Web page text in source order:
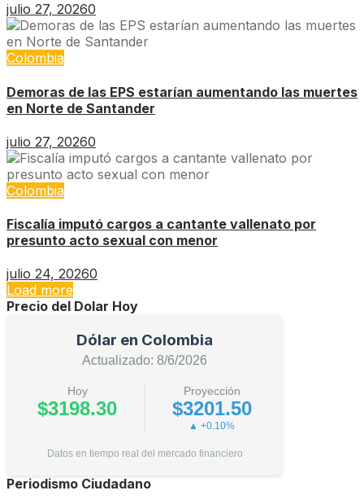
julio 27, 20260
Colombia
Demoras de las EPS estarían aumentando las muertes
en Norte de Santander
julio 27, 20260
Colombia
Fiscalía imputó cargos a cantante vallenato por
presunto acto sexual con menor
julio 24, 20260
Load more
Precio del Dolar Hoy
Dólar en Colombia
Actualizado: 8/6/2026
Hoy
$3198.30
Proyección
$3201.50
▲ +0.10%
Datos en tiempo real del mercado financiero
Periodismo Ciudadano